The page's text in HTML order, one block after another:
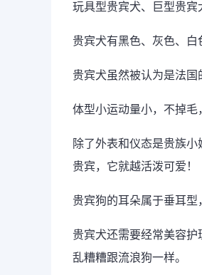
玩具型贵宾犬、巨型贵宾
贵宾犬有黑色、灰色、白
贵宾犬虽然被认为是法国
体型小运动量小，不掉毛
除了外表和仪态是贵族
贵宾，它就越活泼可爱！
贵宾狗的耳朵属于垂耳型
贵宾犬还需要经常美容
乱糟糟跟流浪狗一样。